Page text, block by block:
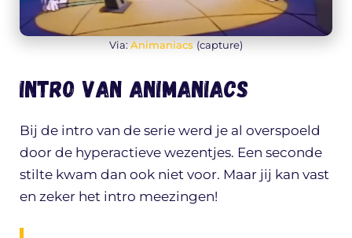
Via: Animaniacs (capture)
Intro van Animaniacs
Bij de intro van de serie werd je al overspoeld
door de hyperactieve wezentjes. Een seconde
stilte kwam dan ook niet voor. Maar jij kan vast
en zeker het intro meezingen!